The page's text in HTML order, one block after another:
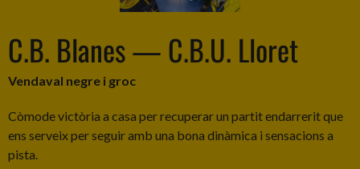
C.B. Blanes — C.B.U. Lloret
Vendaval negre i groc
Còmode victòria a casa per recuperar un partit endarrerit que
ens serveix per seguir amb una bona dinàmica i sensacions a
pista.